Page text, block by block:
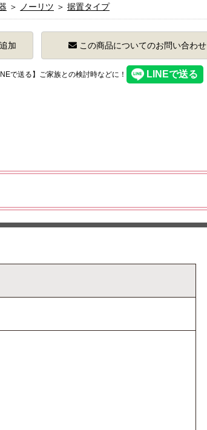
＞ ノーリツ ＞ 据置タイプ
加 この商品についてのお問い合わせ
で送る】ご家族との検討時などに！